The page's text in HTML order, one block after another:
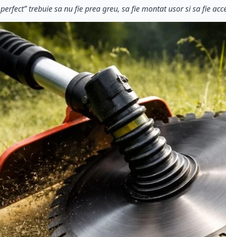
trebuie sa nu fie prea greu, sa fie montat usor si sa fie